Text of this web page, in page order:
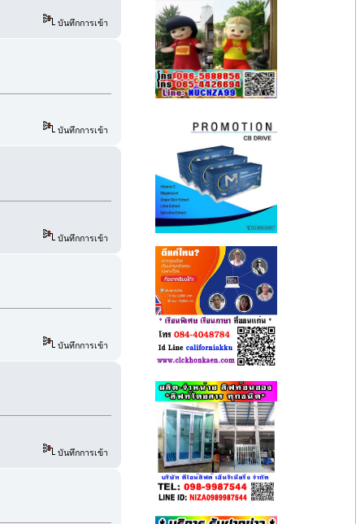
บันทึกการเข้า
บันทึกการเข้า
บันทึกการเข้า
บันทึกการเข้า
บันทึกการเข้า